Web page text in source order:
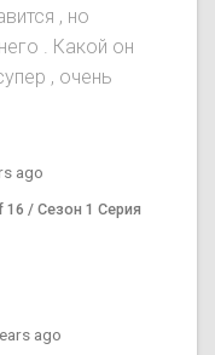
, но
. Какой он
, очень
ago
16 / Сезон 1 Серия
ago